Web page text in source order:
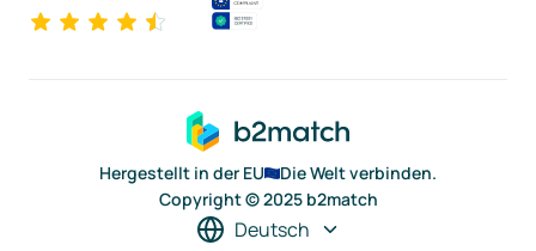
Hergestellt in der EU
Die Welt verbinden.
Copyright © 2025 b2match
Deutsch